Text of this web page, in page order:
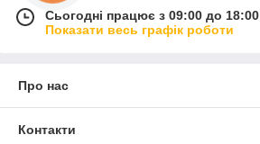
Сьогодні працює з 09:00 до 18:00
Показати весь графік роботи
Про нас
Контакти